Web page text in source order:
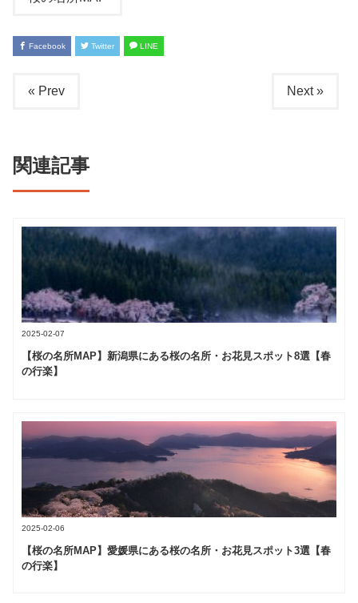
Facebook Twitter LINE
« Prev Next »
関連記事
2025-02-07
【桜の名所MAP】新潟県にある桜の名所・お花見スポット8選【春
の行楽】
2025-02-06
【桜の名所MAP】愛媛県にある桜の名所・お花見スポット3選【春
の行楽】